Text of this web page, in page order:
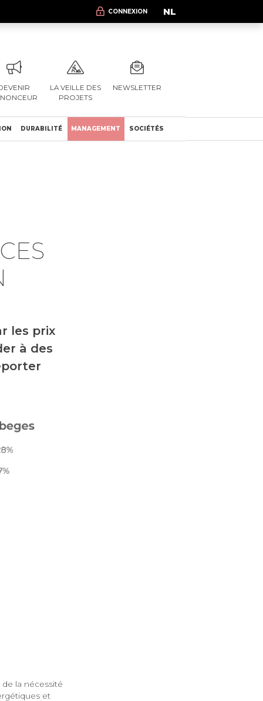
CONNEXION NL
LA VEILLE DES
PROJETS
NEWSLETTER
DURABILITÉ MANAGEMENT SOCIÉTÉS
les prix
à des
la nécessité
et